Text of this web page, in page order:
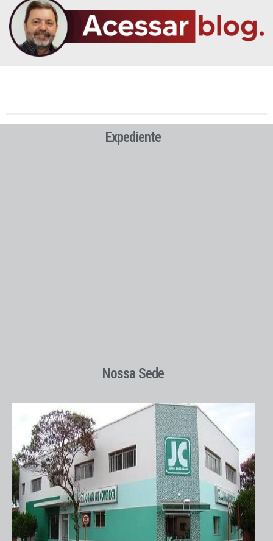
Expediente
Nossa Sede